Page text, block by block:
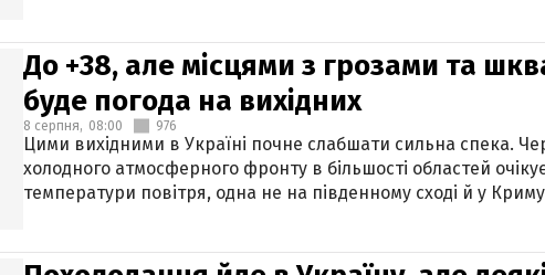
До +38, але місцями з грозами та
буде погода на вихідних
8 серпня, 08:00 976
Цими вихідними в Україні почне слабшати сильна спека.
холодного атмосферного фронту в більшості областей
температури повітря, одна не на південному сході й у